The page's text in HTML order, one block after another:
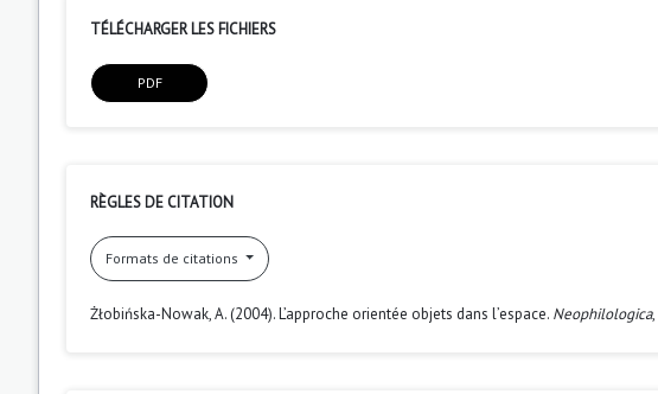
TÉLÉCHARGER LES FICHIERS
PDF
RÈGLES DE CITATION
Formats de citations
Żłobińska-Nowak, A. (2004). L’approche orientée objets dans l’espace. Neophilologica,